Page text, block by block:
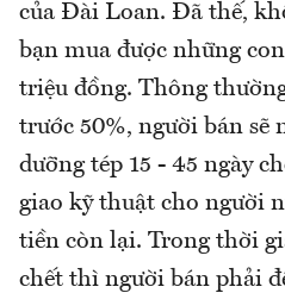
của Đài Loan. Đã thế,
bạn mua được những
triệu đồng. Thông
trước 50%, người bán sẽ
dưỡng tép 15 - 45 ngày
giao kỹ thuật cho người
tiền còn lại. Trong thời
chết thì người bán phải